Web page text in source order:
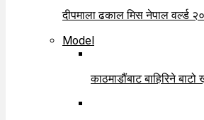
दीपमाला ढकाल मिस नेपाल वर्ल्ड
Model
काठमाडौंबाट बाहिरिने